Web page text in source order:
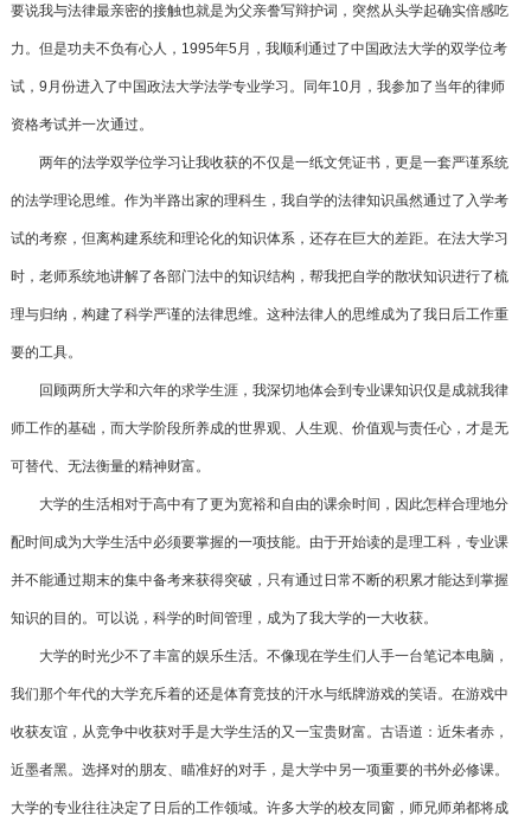
要说我与法律最亲密的接触也就是为父亲誊写辩护词，突然从头学起确实倍感吃
力。但是功夫不负有心人，1995年5月，我顺利通过了中国政法大学的双学位考
试，9月份进入了中国政法大学法学专业学习。同年10月，我参加了当年的律师
资格考试并一次通过。
两年的法学双学位学习让我收获的不仅是一纸文凭证书，更是一套严谨系统
的法学理论思维。作为半路出家的理科生，我自学的法律知识虽然通过了入学考
试的考察，但离构建系统和理论化的知识体系，还存在巨大的差距。在法大学习
时，老师系统地讲解了各部门法中的知识结构，帮我把自学的散状知识进行了梳
理与归纳，构建了科学严谨的法律思维。这种法律人的思维成为了我日后工作重
要的工具。
回顾两所大学和六年的求学生涯，我深切地体会到专业课知识仅是成就我律
师工作的基础，而大学阶段所养成的世界观、人生观、价值观与责任心，才是无
可替代、无法衡量的精神财富。
大学的生活相对于高中有了更为宽裕和自由的课余时间，因此怎样合理地分
配时间成为大学生活中必须要掌握的一项技能。由于开始读的是理工科，专业课
并不能通过期末的集中备考来获得突破，只有通过日常不断的积累才能达到掌握
知识的目的。可以说，科学的时间管理，成为了我大学的一大收获。
大学的时光少不了丰富的娱乐生活。不像现在学生们人手一台笔记本电脑，
我们那个年代的大学充斥着的还是体育竞技的汗水与纸牌游戏的笑语。在游戏中
收获友谊，从竞争中收获对手是大学生活的又一宝贵财富。古语道：近朱者赤，
近墨者黑。选择对的朋友、瞄准好的对手，是大学中另一项重要的书外必修课。
大学的专业往往决定了日后的工作领域。许多大学的校友同窗，师兄师弟都将成